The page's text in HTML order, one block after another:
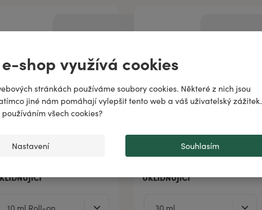
shop využívá cookies
stránkách používáme soubory cookies. Některé z nich jsou
jiné nám pomáhají vylepšit tento web a váš uživatelský zážitek.
používáním všech cookies?
Nastavení Souhlasím
UKLIDŇUJÍCÍ
♌️✨